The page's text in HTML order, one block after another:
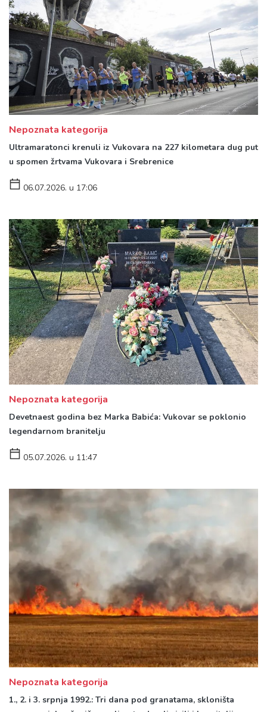
Nepoznata kategorija
Ultramaratonci krenuli iz Vukovara na 227 kilometara dug put
u spomen žrtvama Vukovara i Srebrenice
06.07.2026. u 17:06
Nepoznata kategorija
Devetnaest godina bez Marka Babića: Vukovar se poklonio
legendarnom branitelju
05.07.2026. u 11:47
Nepoznata kategorija
1., 2. i 3. srpnja 1992.: Tri dana pod granatama, skloništa